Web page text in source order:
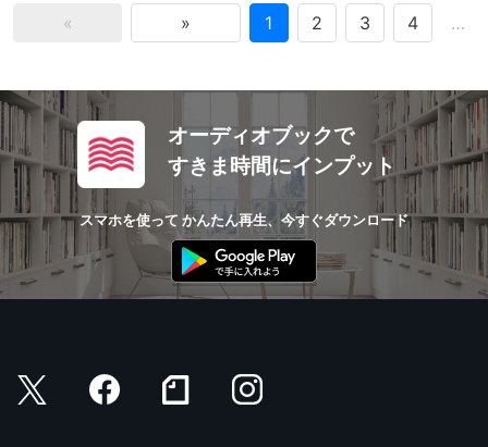
« » 1 2 3 4 …
オーディオブックで
すきま時間にインプット
スマホを使って かんたん再生、今すぐダウンロード